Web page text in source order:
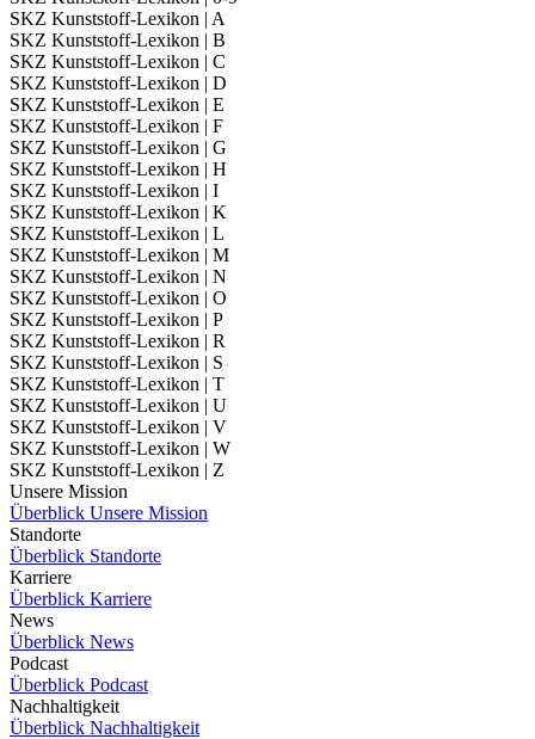
SKZ Kunststoff-Lexikon | A
SKZ Kunststoff-Lexikon | B
SKZ Kunststoff-Lexikon | C
SKZ Kunststoff-Lexikon | D
SKZ Kunststoff-Lexikon | E
SKZ Kunststoff-Lexikon | F
SKZ Kunststoff-Lexikon | G
SKZ Kunststoff-Lexikon | H
SKZ Kunststoff-Lexikon | I
SKZ Kunststoff-Lexikon | K
SKZ Kunststoff-Lexikon | L
SKZ Kunststoff-Lexikon | M
SKZ Kunststoff-Lexikon | N
SKZ Kunststoff-Lexikon | O
SKZ Kunststoff-Lexikon | P
SKZ Kunststoff-Lexikon | R
SKZ Kunststoff-Lexikon | S
SKZ Kunststoff-Lexikon | T
SKZ Kunststoff-Lexikon | U
SKZ Kunststoff-Lexikon | V
SKZ Kunststoff-Lexikon | W
SKZ Kunststoff-Lexikon | Z
Unsere Mission
Überblick Unsere Mission
Standorte
Überblick Standorte
Karriere
Überblick Karriere
News
Überblick News
Podcast
Überblick Podcast
Nachhaltigkeit
Überblick Nachhaltigkeit